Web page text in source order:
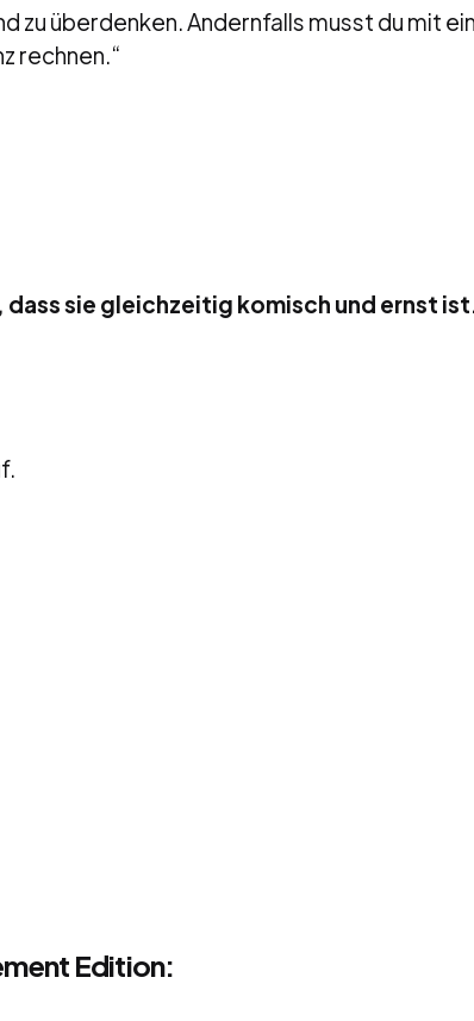
zu überdenken. Andernfalls musst du mit
rechnen.“
sie gleichzeitig komisch und ernst
Edition: